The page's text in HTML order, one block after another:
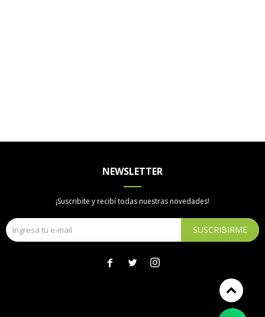
NEWSLETTER
¡Suscribite y recibí todas nuestras novedades!
SUSCRIBIRME
  